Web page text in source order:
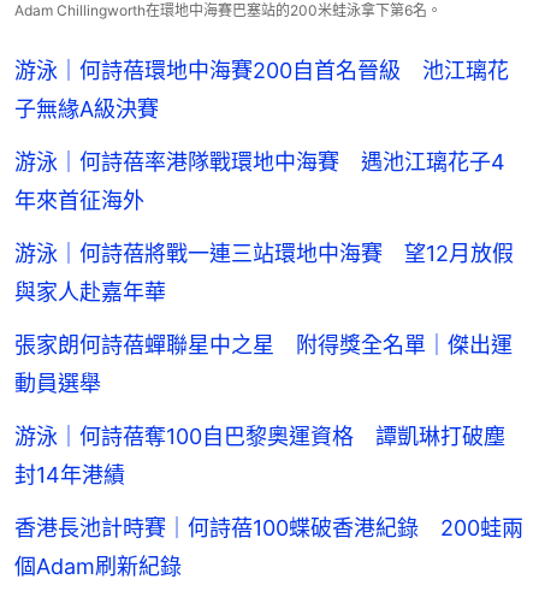
Adam Chillingworth在環地中海賽巴塞站的200米蛙泳拿下第6名。
游泳｜何詩蓓環地中海賽200自首名晉級 池江璃花
子無緣A級決賽
游泳｜何詩蓓率港隊戰環地中海賽 遇池江璃花子4
年來首征海外
游泳｜何詩蓓將戰一連三站環地中海賽 望12月放假
與家人赴嘉年華
張家朗何詩蓓蟬聯星中之星 附得獎全名單｜傑出運
動員選舉
游泳｜何詩蓓奪100自巴黎奧運資格 譚凱琳打破塵
封14年港績
香港長池計時賽｜何詩蓓100蝶破香港紀錄 200蛙兩
個Adam刷新紀錄